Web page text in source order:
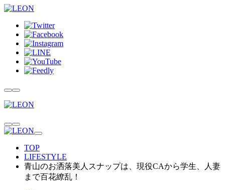
TOP
LIFESTYLE
青山のお洒落美人スナップは、現役CAから学生、人妻
まで百花繚乱！